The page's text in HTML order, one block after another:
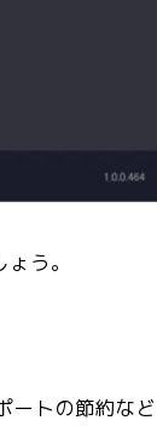
う。
ートの節約など